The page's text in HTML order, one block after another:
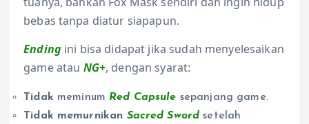
bebas tanpa diatur siapapun.
Ending ini bisa didapat jika sudah menyelesaikan
game atau NG+, dengan syarat:
Tidak meminum Red Capsule sepanjang game.
Tidak memurnikan Sacred Swordsetelah